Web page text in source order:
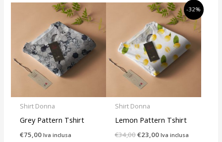
Shirt Donna
Grey Pattern Tshirt
€75,00 Iva inclusa
-32%
Shirt Donna
Lemon Pattern Tshirt
€34,00
prezzo
originale
era:
€34,00.
€23,00
Il
prezzo
attuale
è:
€23,00.
Iva inclusa